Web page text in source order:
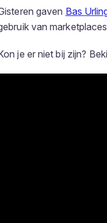
gaven Bas
van
je er niet bij zijn?